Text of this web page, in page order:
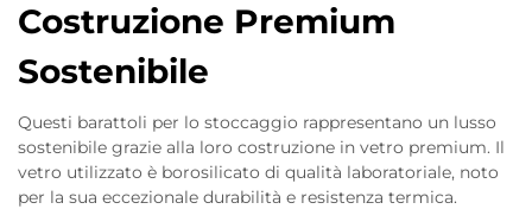
Costruzione Premium
Sostenibile
Questi barattoli per lo stoccaggio rappresentano un lusso
sostenibile grazie alla loro costruzione in vetro premium. Il
vetro utilizzato è borosilicato di qualità laboratoriale, noto
per la sua eccezionale durabilità e resistenza termica.